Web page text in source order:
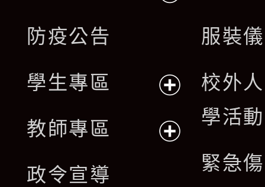
開
單
選
單
防疫公告
學生專區
開
教師專區
政令宣導
服裝
校外
學活
緊急